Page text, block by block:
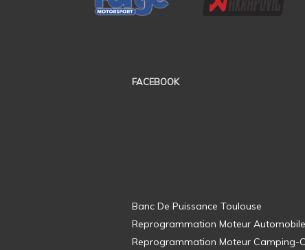
FACEBOOK
Banc De Puissance Toulouse
Reprogrammation Moteur Automobile
Reprogrammation Moteur Camping-